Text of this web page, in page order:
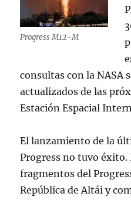
Progress M12-M
consultas con la NASA
actualizados de las
Estación Espacial
El lanzamiento de la
Progress no tuvo éxito.
fragmentos del
República de Altái y